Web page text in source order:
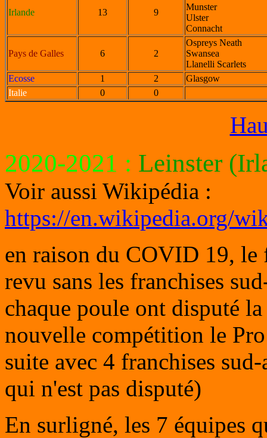
Irlande 13 9
Munster
Ulster
Connacht
Pays de Galles 6 2
Ospreys Neath
Swansea
Llanelli Scarlets
Ecosse
1 2
Glasgow
Italie
0 0
2020-2021 : Leinster
Voir aussi Wikipédia :
https://en.wikipedia.org/
en raison du COVID 19, le
revu sans les franchises
chaque poule ont disputé
nouvelle compétition le
suite avec 4 franchises
qui n'est pas disputé)
En surligné, les 7 équipes